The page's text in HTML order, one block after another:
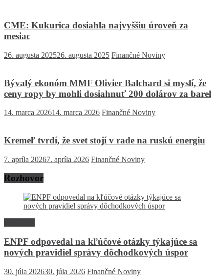
CME: Kukurica dosiahla najvyššiu úroveň za
mesiac
26. augusta 202526. augusta 2025 Finančné Noviny
Bývalý ekonóm MMF Olivier Balchard si myslí, že
ceny ropy by mohli dosiahnuť 200 dolárov za barel
14. marca 202614. marca 2026 Finančné Noviny
Kremeľ tvrdí, že svet stojí v rade na ruskú energiu
7. apríla 20267. apríla 2026 Finančné Noviny
Rozhovor
ENPF odpovedal na kľúčové otázky týkajúce sa
nových pravidiel správy dôchodkových úspor
30. júla 202630. júla 2026 Finančné Noviny